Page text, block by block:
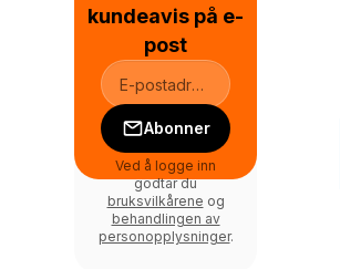
kundeavis på e-
post
Abonner
Ved å logge inn
godtar du
bruksvilkårene og
behandlingen av
personopplysninger.